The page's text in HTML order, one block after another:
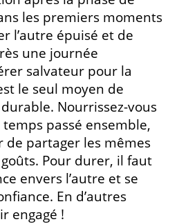
les premiers moments
l’autre épuisé et de
une journée
salvateur pour la
le seul moyen de
Nourrissez-vous
passé ensemble,
de partager les mêmes
Pour durer, il faut
envers l’autre et se
En d’autres
engagé !